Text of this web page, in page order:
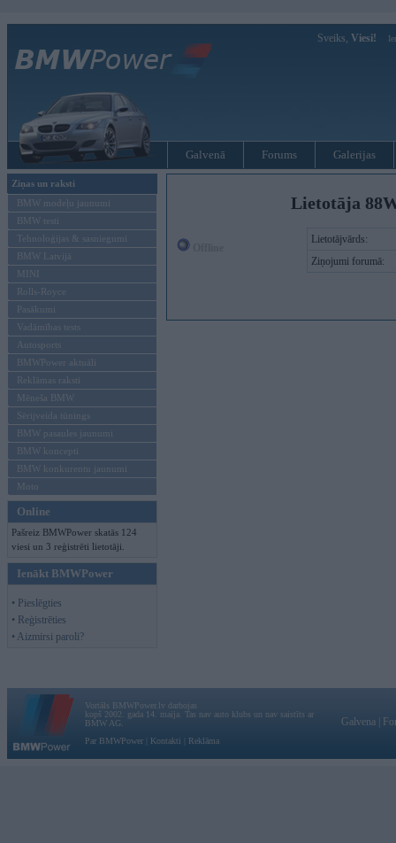
Sveiks, Viesi!
Galvenā Forums Galerijas
Ziņas un raksti
BMW modeļu jaunumi
BMW testi
Tehnoloģijas & sasniegumi
BMW Latvijā
MINI
Rolls-Royce
Pasākumi
Vadāmības tests
Autosports
BMWPower aktuāli
Reklāmas raksti
Mēneša BMW
Sērijveida tūnings
BMW pasaules jaunumi
BMW koncepti
BMW konkurentu jaunumi
Moto
Online
Pašreiz BMWPower skatās 124
viesi un 3 reģistrēti lietotāji.
Ienākt BMWPower
• Pieslēgties
• Reģistrēties
• Aizmirsi paroli?
Lietotāja
Lietotājvārds:
Ziņojumi forumā:
Vortāls BMWPower.lv darbojas
kopš 2002. gada 14. maija. Tas nav auto klubs un nav saistīts ar
BMW AG.
Par BMWPower
Kontakti Reklāma
Galvena